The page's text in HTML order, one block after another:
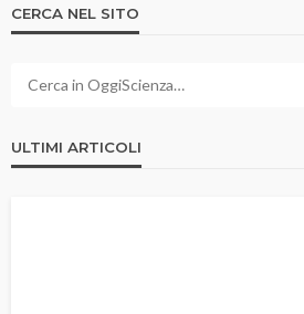
CERCA NEL SITO
ULTIMI ARTICOLI